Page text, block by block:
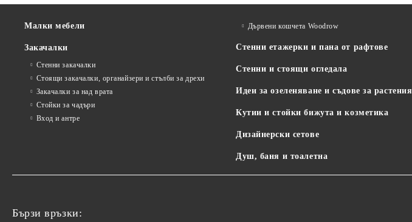
Малки мебели
Закачалки
Стенни закачалки
Стоящи закачалки, органайзери и стълби за дрехи
Закачалки за над врата
Стойки за чадъри
Вход и антре
Дървени кошчета Woodrow
Стенни етажерки и пана от рафтове
Стенни и стоящи огледала
Идеи за озеленяване и съдове за растения
Кутии и стойки бижута и козметика
Дизайнерски сетове
Душ, баня и тоалетна
Бързи връзки: